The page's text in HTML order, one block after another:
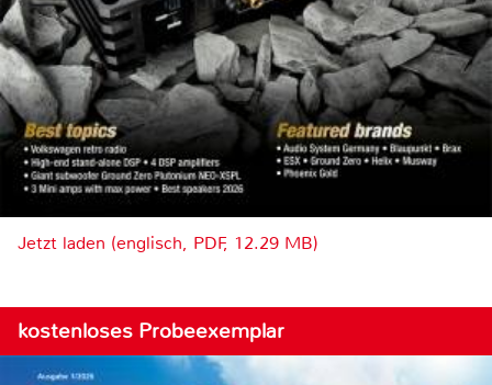
Jetzt laden (englisch, PDF, 12.29 MB)
kostenloses Probeexemplar